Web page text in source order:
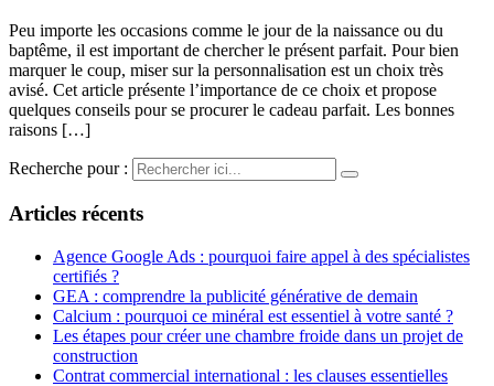
Peu importe les occasions comme le jour de la naissance ou du
baptême, il est important de chercher le présent parfait. Pour bien
marquer le coup, miser sur la personnalisation est un choix très
avisé. Cet article présente l’importance de ce choix et propose
quelques conseils pour se procurer le cadeau parfait. Les bonnes
raisons […]
Recherche pour :
Articles récents
Agence Google Ads : pourquoi faire appel à des spécialistes
certifiés ?
GEA : comprendre la publicité générative de demain
Calcium : pourquoi ce minéral est essentiel à votre santé ?
Les étapes pour créer une chambre froide dans un projet de
construction
Contrat commercial international : les clauses essentielles